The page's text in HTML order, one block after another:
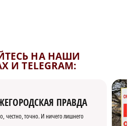
НА НАШИ
И TELEGRAM:
ПРАВДА
честно, точно. И ничего лишнего